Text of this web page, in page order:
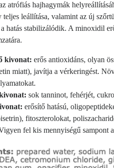
atrófiás hajhagymák
teljes leállítása, valamint az új
hatás stabilizálódik. A minoxidil
kivonat: erős antioxidáns, olyan
miatt), javítja a vérkeringést.
sok tanninot, fehérjét,
erősítő hatású,
fitoszterolokat,
fel kis mennyiségű sampont